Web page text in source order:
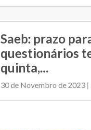
Saeb: prazo
questionários
quinta,...
30 de Novembro de 2023 |